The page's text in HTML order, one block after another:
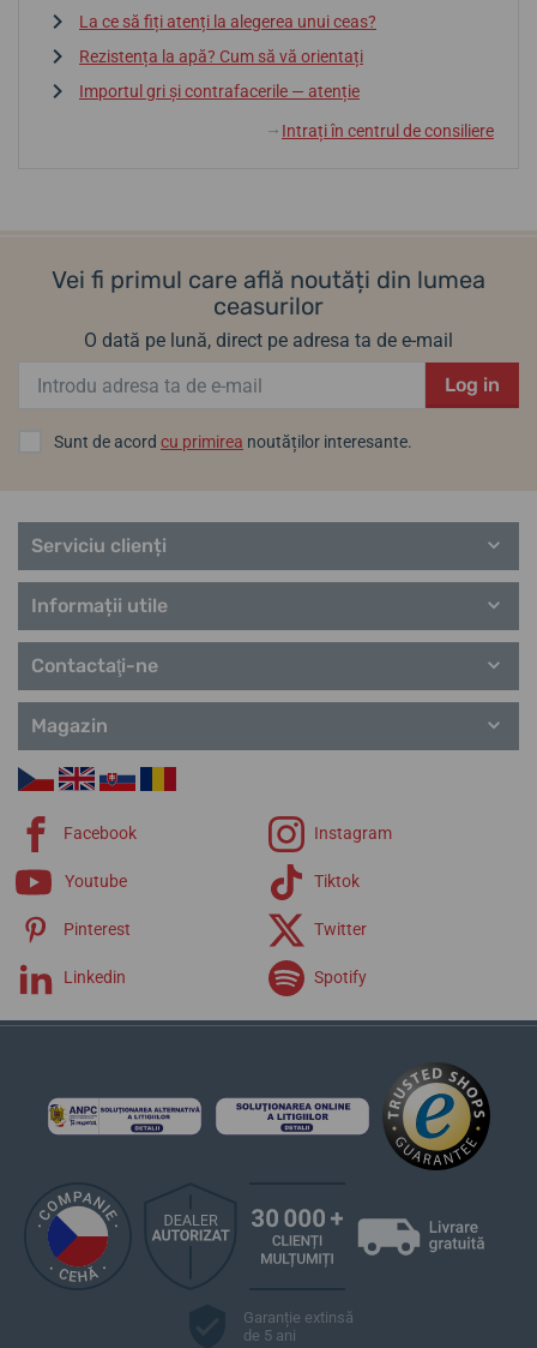
La ce să fiți atenți la alegerea unui ceas?
Rezistența la apă? Cum să vă orientați
Importul gri și contrafacerile — atenție
↓ Intrați în centrul de consiliere
Vei fi primul care află noutăți din lumea
ceasurilor
O dată pe lună, direct pe adresa ta de e-mail
Log in
Sunt de acord cu primirea noutăților interesante.
Serviciu clienți
Informații utile
Contactaţi-ne
Magazin
Facebook Instagram
Youtube Tiktok
Pinterest Twitter
Linkedin Spotify
Garanție extinsă
de 5 ani